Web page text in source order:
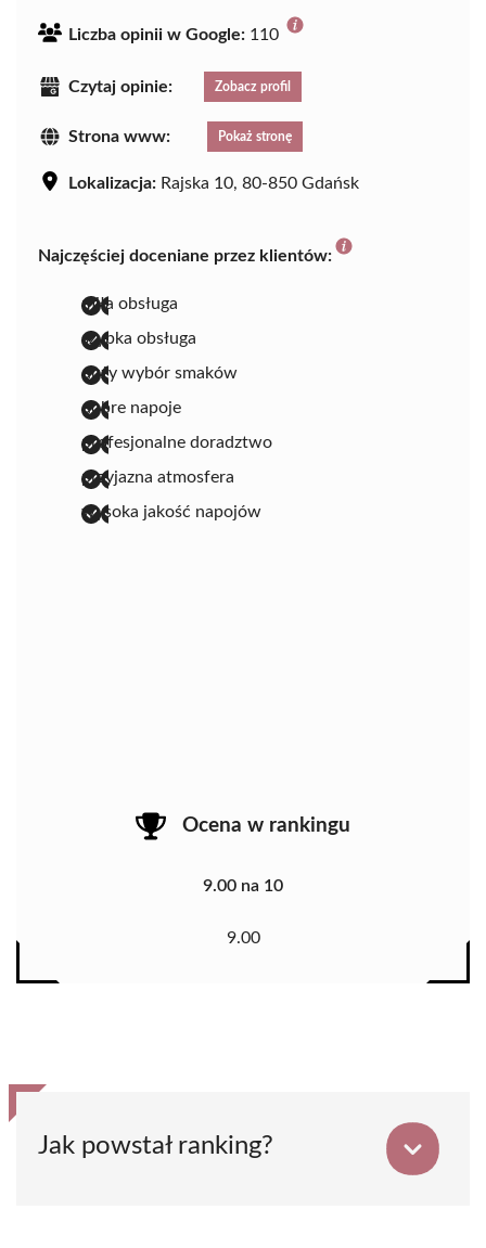
Liczba opinii w Google: 110
Czytaj opinie: Zobacz profil
Strona www: Pokaż stronę
Lokalizacja: Rajska 10, 80-850 Gdańsk
Najczęściej doceniane przez klientów:
miła obsługa
szybka obsługa
duży wybór smaków
dobre napoje
profesjonalne doradztwo
przyjazna atmosfera
wysoka jakość napojów
Ocena w rankingu
9.00 na 10
9.00
Jak powstał ranking?